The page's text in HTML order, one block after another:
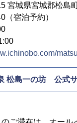
宮城県宮城郡松島
（宿泊予約）
松島一の坊 公式